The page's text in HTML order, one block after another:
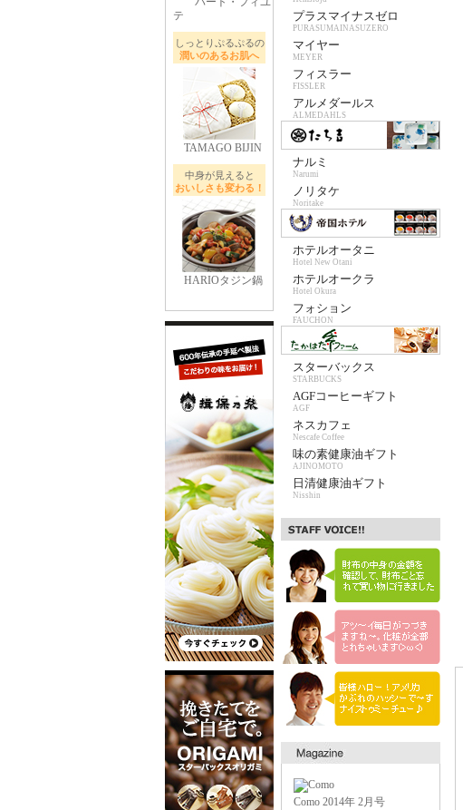
テ
しっとりぷるぷるの
潤いのあるお肌へ
TAMAGO BIJIN
中身が見えると
おいしさも変わる！
HARIOタジン鍋
プラスマイナスゼロ
PURASUMAINASUZERO
マイヤー
MEYER
フィスラー
FISSLER
アルメダールス
ALMEDAHLS
ナルミ
Narumi
ノリタケ
Noritake
ホテルオータニ
Hotel New Otani
ホテルオークラ
Hotel Okura
フォション
FAUCHON
スターバックス
STARBUCKS
AGFコーヒーギフト
AGF
ネスカフェ
Nescafe Coffee
味の素健康油ギフト
AJINOMOTO
日清健康油ギフト
Nisshin
Como 2014年 2月号